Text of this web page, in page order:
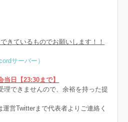
きているものでお願いします！！
サーバー）
日【23:30まで】
できませんので、余裕を持った提
営Twitterまで代表者よりご連絡く